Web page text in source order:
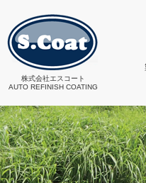
株式会社エスコート
AUTO REFINISH COATING